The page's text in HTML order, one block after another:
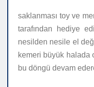
saklanması toy ve
tarafından hediye
nesilden nesile el
kemeri büyük halada
bu döngü devam